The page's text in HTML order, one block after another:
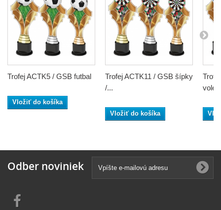
Trofej ACTK5 / GSB futbal
Vložiť do košíka
Trofej ACTK11 / GSB šípky
/...
Vložiť do košíka
Odber noviniek